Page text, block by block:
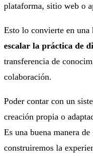
plataforma, sitio web o
Esto lo convierte en una
escalar la práctica de
transferencia de
colaboración.
Poder contar con un
creación propia o
Es una buena manera
construiremos la